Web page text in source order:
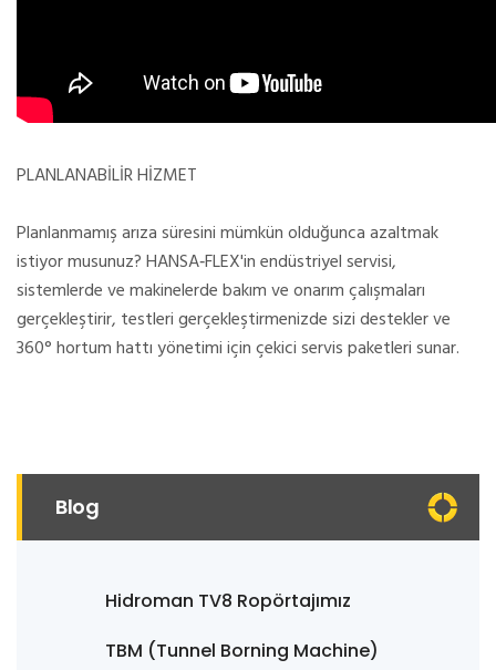
PLANLANABİLİR HİZMET
Planlanmamış arıza süresini mümkün olduğunca azaltmak
istiyor musunuz?HANSA‑FLEX'in endüstriyel servisi,
sistemlerde ve makinelerde bakım ve onarım çalışmaları
gerçekleştirir, testleri gerçekleştirmenizde sizi destekler ve
360° hortum hattı yönetimi için çekici servis paketleri sunar.
Blog
Hidroman TV8 Ropörtajımız
TBM (Tunnel Borning Machine)